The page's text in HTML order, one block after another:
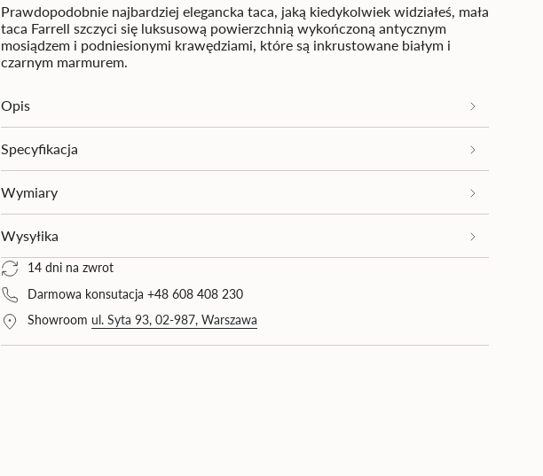
quantity
}}
</span>
w
"decrease"=>"Zmniejsz
{{
product
}}",
"multiples_of"=>"Wielokrotność
quantity
}}",
"minimum_of"=>"Minimum
{{
quantity
}}",
Eichholtz
Farrell
S
Eichholtz
Farrell
S">
Prawdopodobnie najbardziej elegancka taca, jaką kiedykolwiek widziałeś, mała
taca Farrell szczyci się luksusową powierzchnią wykończoną antycznym
mosiądzem i podniesionymi krawędziami, które są inkrustowane białym i
czarnym marmurem.
Opis
Specyfikacja
Wymiary
Wysyłika
14 dni na zwrot
Darmowa konsutacja +48 608 408 230
Showroom ul. Syta 93, 02-987, Warszawa